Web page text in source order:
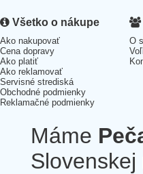
Všetko o nákupe
Ako nakupovať
Cena dopravy
Ako platiť
Ako reklamovať
Servisné strediská
Obchodné podmienky
Reklamačné podmienky
O
Máme